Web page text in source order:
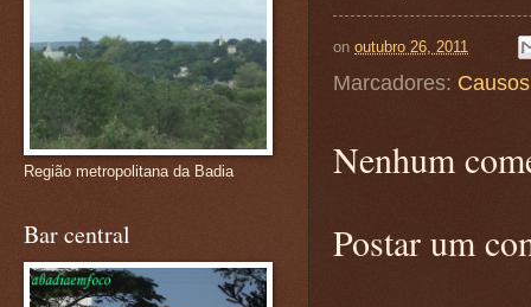
on outubro 26, 2011
Marcadores: Causos
Nenhum
Postar um
Região metropolitana da Badia
Bar central